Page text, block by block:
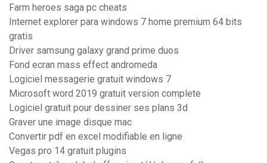
Farm heroes saga pc cheats
Internet explorer para windows 7 home premium 64 bits
gratis
Driver samsung galaxy grand prime duos
Fond ecran mass effect andromeda
Logiciel messagerie gratuit windows 7
Microsoft word 2019 gratuit version complete
Logiciel gratuit pour dessiner ses plans 3d
Graver une image disque mac
Convertir pdf en excel modifiable en ligne
Vegas pro 14 gratuit plugins